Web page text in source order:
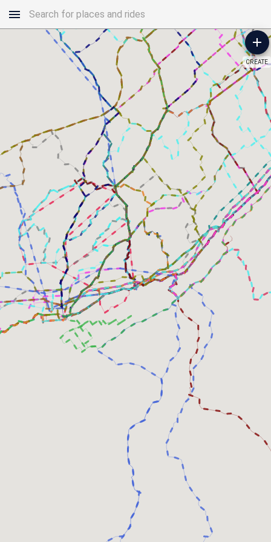
CREATE